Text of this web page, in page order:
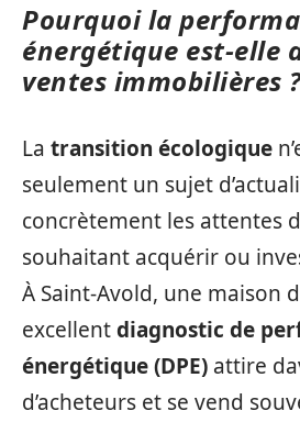
Pourquoi la
énergétique est-elle
ventes immobilières
La transition écologique
seulement un sujet
concrètement les attentes
souhaitant acquérir ou
À Saint-Avold, une maison
excellentdiagnostic de
énergétique (DPE) attire
d’acheteurs et se vend